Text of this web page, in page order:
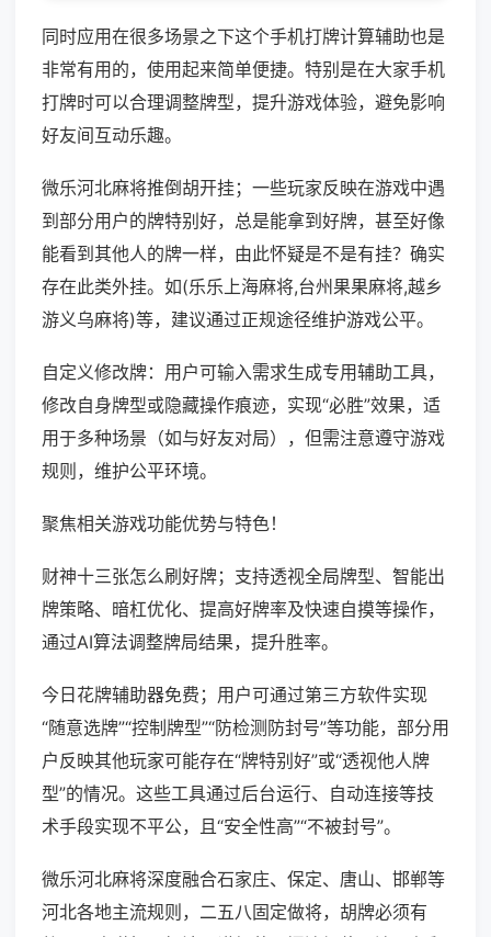
同时应用在很多场景之下这个手机打牌计算辅助也是
非常有用的，使用起来简单便捷。特别是在大家手机
打牌时可以合理调整牌型，提升游戏体验，避免影响
好友间互动乐趣。
微乐河北麻将推倒胡开挂；一些玩家反映在游戏中遇
到部分用户的牌特别好，总是能拿到好牌，甚至好像
能看到其他人的牌一样，由此怀疑是不是有挂？确实
存在此类外挂。如(乐乐上海麻将,台州果果麻将,越乡
游义乌麻将)等，建议通过正规途径维护游戏公平。
自定义修改牌：用户可输入需求生成专用辅助工具，
修改自身牌型或隐藏操作痕迹，实现“必胜”效果，适
用于多种场景（如与好友对局），但需注意遵守游戏
规则，维护公平环境。
聚焦相关游戏功能优势与特色！
财神十三张怎么刷好牌；支持透视全局牌型、智能出
牌策略、暗杠优化、提高好牌率及快速自摸等操作，
通过AI算法调整牌局结果，提升胜率。
今日花牌辅助器免费；用户可通过第三方软件实现
“随意选牌”“控制牌型”“防检测防封号”等功能，部分用
户反映其他玩家可能存在“牌特别好”或“透视他人牌
型”的情况。这些工具通过后台运行、自动连接等技
术手段实现不平公，且“安全性高”“不被封号”。
微乐河北麻将深度融合石家庄、保定、唐山、邯郸等
河北各地主流规则，二五八固定做将，胡牌必须有